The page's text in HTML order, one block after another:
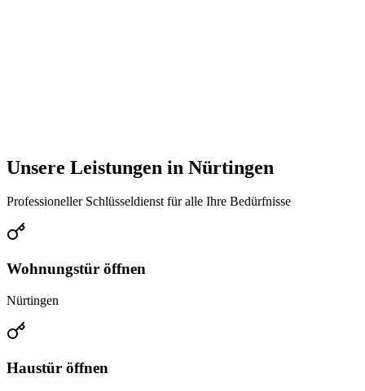
Unsere Leistungen in Nürtingen
Professioneller Schlüsseldienst für alle Ihre Bedürfnisse
Wohnungstür öffnen
Nürtingen
Haustür öffnen